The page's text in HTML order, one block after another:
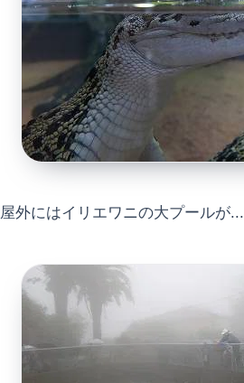
屋外にはイリエワニの大プールが...